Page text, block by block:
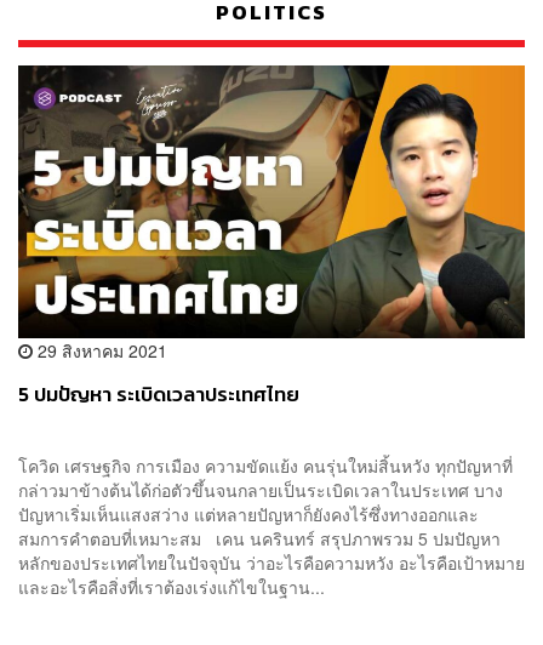
POLITICS
29 สิงหาคม 2021
5 ปมปัญหา ระเบิดเวลาประเทศไทย
โควิด เศรษฐกิจ การเมือง ความขัดแย้ง คนรุ่นใหม่สิ้นหวัง ทุกปัญหาที่
กล่าวมาข้างต้นได้ก่อตัวขึ้นจนกลายเป็นระเบิดเวลาในประเทศ บาง
ปัญหาเริ่มเห็นแสงสว่าง แต่หลายปัญหาก็ยังคงไร้ซึ่งทางออกและ
สมการคำตอบที่เหมาะสม เคน นครินทร์ สรุปภาพรวม 5 ปมปัญหา
หลักของประเทศไทยในปัจจุบัน ว่าอะไรคือความหวัง อะไรคือเป้าหมาย
และอะไรคือสิ่งที่เราต้องเร่งแก้ไขในฐาน...